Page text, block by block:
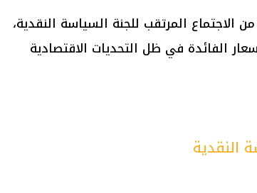
المرتقب للجنة السياسة النقدية،
الفائدة في ظل التحديات الاقتصادية
النقدية